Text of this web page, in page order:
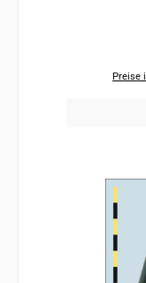
Preise